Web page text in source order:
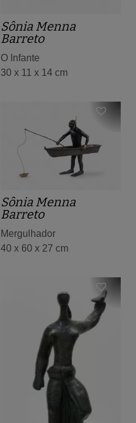
Sônia Menna
Barreto
O Infante
30 x 11 x 14 cm
Sônia Menna
Barreto
Mergulhador
40 x 60 x 27 cm